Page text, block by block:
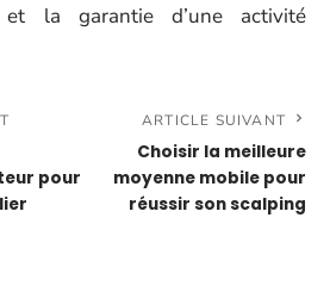
et la garantie d’une activité
pour
ARTICLE SUIVANT
Choisir la meilleure
moyenne mobile pour
réussir son scalping